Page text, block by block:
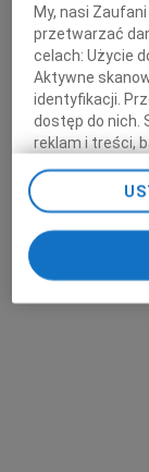
My, nasi
przetwarzać
celach:Użycie
Aktywne
identyfikacji.
dostęp do nich.
reklam i treści,
Lista